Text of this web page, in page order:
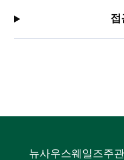
접
뉴사우스웨일즈주